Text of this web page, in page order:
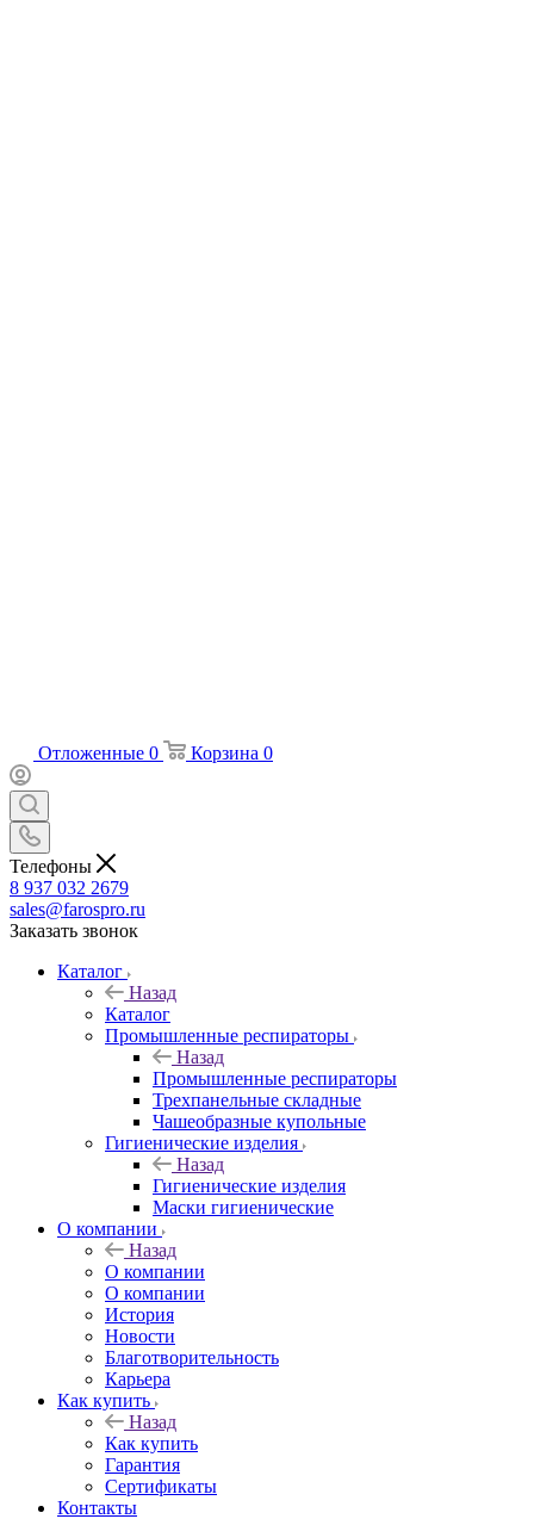
Отложенные 0 Корзина 0
Телефоны
8 937 032 2679
sales@farospro.ru
Заказать звонок
Каталог
Назад
Каталог
Промышленные респираторы
Назад
Промышленные респираторы
Трехпанельные складные
Чашеобразные купольные
Гигиенические изделия
Назад
Гигиенические изделия
Маски гигиенические
О компании
Назад
О компании
О компании
История
Новости
Благотворительность
Карьера
Как купить
Назад
Как купить
Гарантия
Сертификаты
Контакты